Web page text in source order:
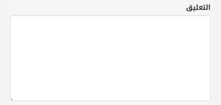
التعليق